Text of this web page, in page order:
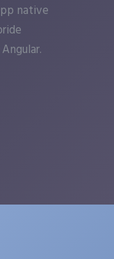
native